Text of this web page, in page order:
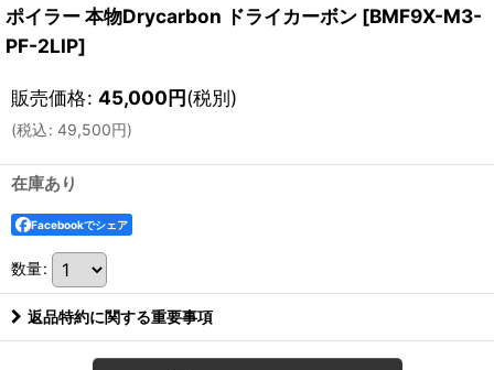
ポイラー 本物Drycarbon ドライカーボン [BMF9X-M3-
PF-2LIP]
販売価格: 45,000円(税別)
(税込: 49,500円)
在庫あり
Facebookでシェア
数量:
返品特約に関する重要事項